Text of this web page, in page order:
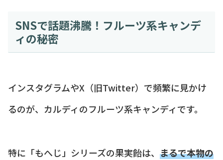
SNSで話題沸騰！フルーツ系キャンデ
ィの秘密
インスタグラムやX（旧Twitter）で頻繁に見かけ
るのが、カルディのフルーツ系キャンディです。
特に「もへじ」シリーズの果実飴は、 まるで本物の